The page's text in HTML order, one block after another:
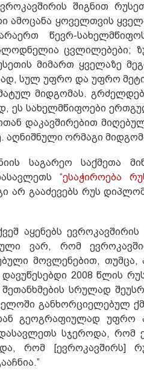
შიგნით
ამოცანა ყოველთვის
წევრ-
ცვლილებები;
მიმართ ყველაზე
სულ უფრო და უფრო
მიდგომას.
ეს სახელმწიფოები
დაკავშირებით
აღნიშნული ორმაგი
საგარეო საქმეთა
“ესაჭიროება
არ გააძევებს რუს
აყენებს
ვარ, რომ
მოვლენებით, თუმცა,
2008 წლის
შეთანხმების სრულად
განხორციელებულ
გეოგრაფიულად
სჯეროდა, რომ
რომ [ევროკავშირს]